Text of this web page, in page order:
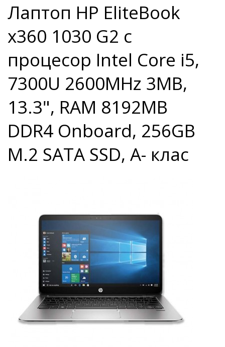
Лаптоп HP EliteBook
x360 1030 G2 с
процесор Intel Core i5,
7300U 2600MHz 3MB,
13.3", RAM 8192MB
DDR4 Onboard, 256GB
M.2 SATA SSD, A- клас